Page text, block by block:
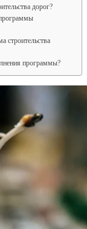
дорог?
строительства
программы?